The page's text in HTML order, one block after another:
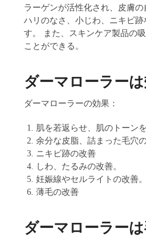
ラーゲンが活性化され、皮膚の
ハリのなさ、小じわ、ニキビ
す。 また、スキンケア製品の
ことができる。
ダーマローラー
ダーマローラーの効果：
肌を若返らせ、肌のトーン
余分な皮脂、詰まった毛穴
ニキビ跡の改善
しわ、たるみの改善。
妊娠線やセルライトの改善。
薄毛の改善
ダーマローラー